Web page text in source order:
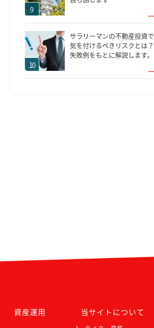
サラリーマンの不動産投資で
気を付けるべきリスクとは？
失敗例をもとに解説します。
資産運用 当サイトについて